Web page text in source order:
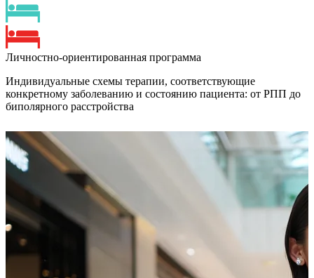
Личностно-ориентированная программа
Индивидуальные схемы терапии, соответствующие
конкретному заболеванию и состоянию пациента: от РПП до
биполярного расстройства